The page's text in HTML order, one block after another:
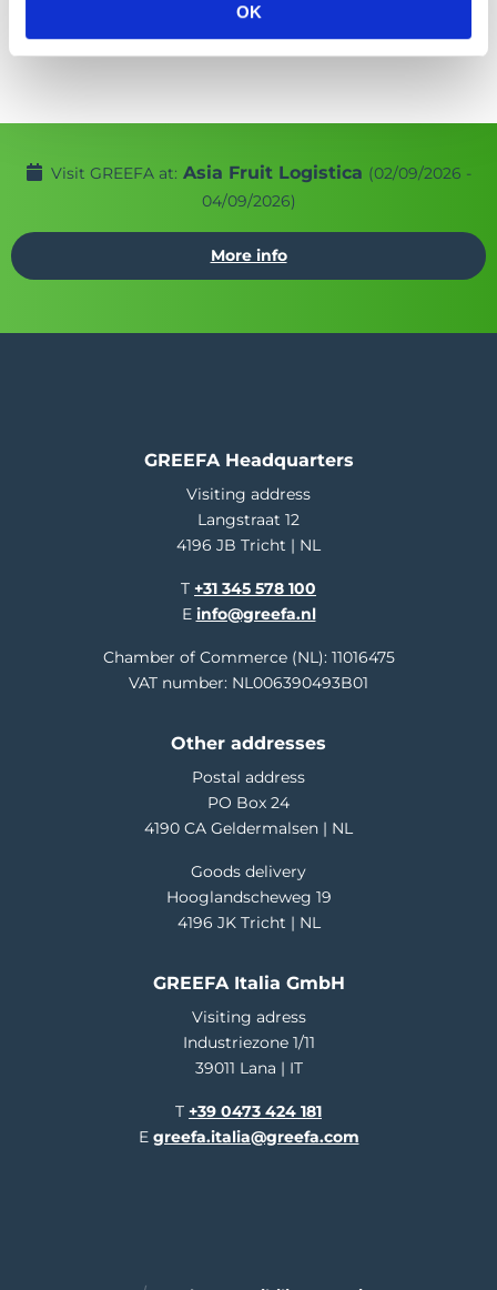
OK
Visit GREEFA at: Asia Fruit Logistica (02/09/2026 -
04/09/2026)
More info
GREEFA Headquarters
Visiting address
Langstraat 12
4196 JB Tricht | NL
T +31 345 578 100
E info@greefa.nl
Chamber of Commerce (NL): 11016475
VAT number: NL006390493B01
Other addresses
Postal address
PO Box 24
4190 CA Geldermalsen | NL
Goods delivery
Hooglandscheweg 19
4196 JK Tricht | NL
GREEFA Italia GmbH
Visiting adress
Industriezone 1/11
39011 Lana | IT
T +39 0473 424 181
E greefa.italia@greefa.com